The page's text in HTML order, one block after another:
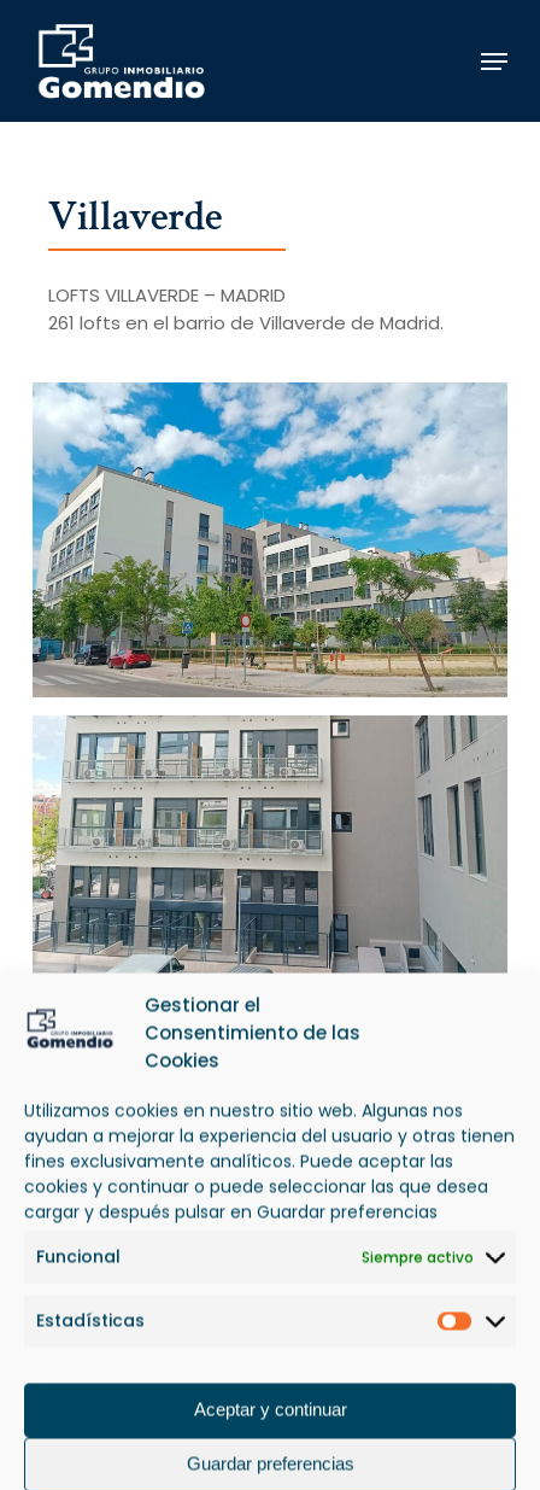
Gestionar el
Consentimiento de las
Cookies
Utilizamos cookies en nuestro sitio web. Algunas nos
ayudan a mejorar la experiencia del usuario y otras tienen
fines exclusivamente analíticos. Puede aceptar las
cookies y continuar o puede seleccionar las que desea
cargar y después pulsar en Guardar preferencias
Funcional
Siempre activo
Estadísticas
Aceptar y continuar
Guardar preferencias
main
content
Menu
Villaverde
LOFTS VILLAVERDE – MADRID
261 lofts en el barrio de Villaverde de Madrid.
OBRAS CONSTRUCCIÓN TERCIARIO